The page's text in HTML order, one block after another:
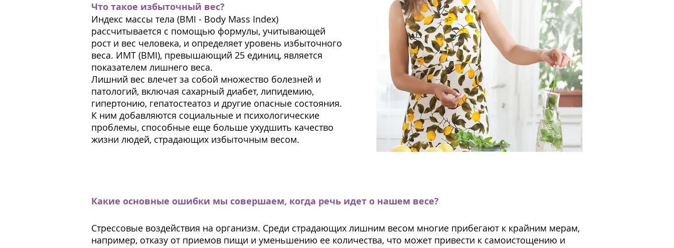
Что такое избыточный вес?
Индекс массы тела (BMI - Body Mass Index)
рассчитывается с помощью формулы, учитывающей
рост и вес человека, и определяет уровень избыточного
веса. ИМТ (BMI), превышающий 25 единиц, является
показателем лишнего веса.
Лишний вес влечет за собой множество болезней и
патологий, включая сахарный диабет, липидемию,
гипертонию, гепатостеатоз и другие опасные состояния.
К ним добавляются социальные и психологические
проблемы, способные еще больше ухудшить качество
жизни людей, страдающих избыточным весом.
Какие основные ошибки мы совершаем, когда речь идет о нашем весе?
Стрессовые воздействия на организм. Среди страдающих лишним весом многие прибегают к крайним мерам,
например, отказу от приемов пищи и уменьшению ее количества, что может привести к самоистощению и